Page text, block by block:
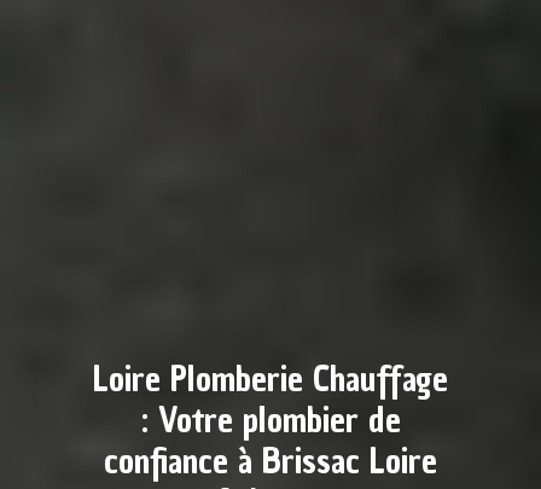
Loire Plomberie Chauffage
: Votre plombier de
confiance à Brissac Loire